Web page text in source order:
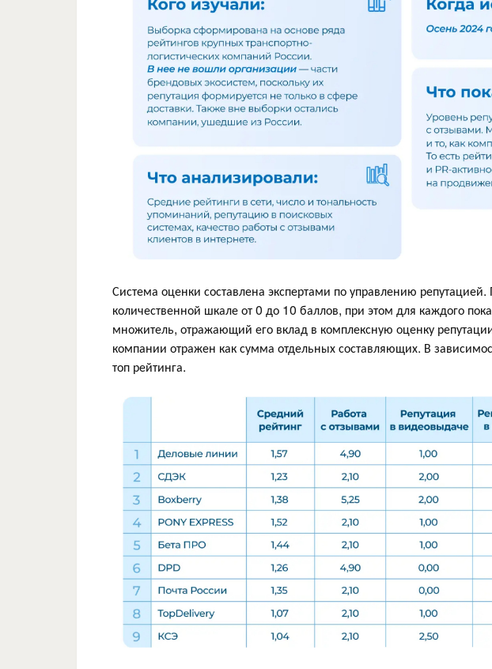
Система оценки составлена экспертами по управлению
количественной шкале от 0 до 10 баллов, при этом для каждого
множитель, отражающий его вклад в комплексную оценку
компании отражен как сумма отдельных составляющих. В
топ рейтинга.